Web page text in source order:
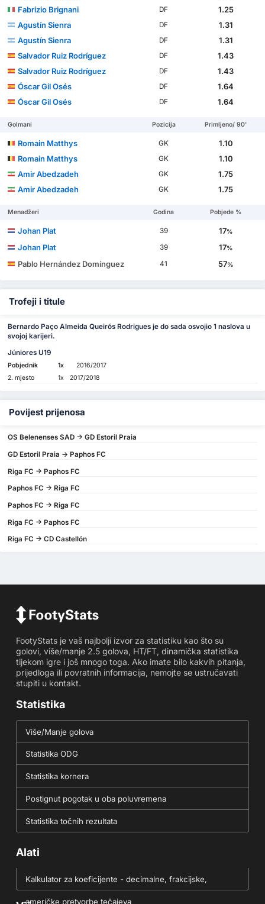
Fabrizio Brignani
DF
1.25
Agustín Sienra
DF
1.31
Agustín Sienra
DF
1.31
Salvador Ruiz Rodríguez
DF
1.43
Salvador Ruiz Rodríguez
DF
1.43
Óscar Gil Osés
DF
1.64
Óscar Gil Osés
DF 1.64
Golmani Pozicija Primljeno/ 90'
Romain Matthys GK
1.10
Romain Matthys
GK
1.10
Amir Abedzadeh
GK
1.75
Amir Abedzadeh
GK 1.75
Menadžeri Godina Pobjede %
Johan Plat 39 17%
Johan Plat 39 17%
Pablo Hernández Domínguez 41 57%
Trofeji i titule
Bernardo Paço Almeida Queirós Rodrigues je do sada osvojio 1 naslova u
svojoj karijeri.
Júniores U19
Pobjednik 1x
2016/2017
2. mjesto
1x 2017/2018
Povijest prijenosa
OS Belenenses SAD -> GD Estoril Praia
GD Estoril Praia -> Paphos FC
Riga FC -> Paphos FC
Paphos FC -> Riga FC
Paphos FC -> Riga FC
Riga FC -> Paphos FC
Riga FC -> CD Castellón
FootyStats je vaš najbolji izvor za statistiku kao što su
golovi, više/manje 2.5 golova, HT/FT, dinamička statistika
tijekom igre i još mnogo toga. Ako imate bilo kakvih pitanja,
prijedloga ili povratnih informacija, nemojte se ustručavati
stupiti u kontakt.
Statistika
Više/Manje golova
Statistika ODG
Statistika kornera
Postignut pogotak u oba poluvremena
Statistika točnih rezultata
Alati
Kalkulator za koeficijente - decimalne, frakcijske,
američke pretvorbe tečajeva